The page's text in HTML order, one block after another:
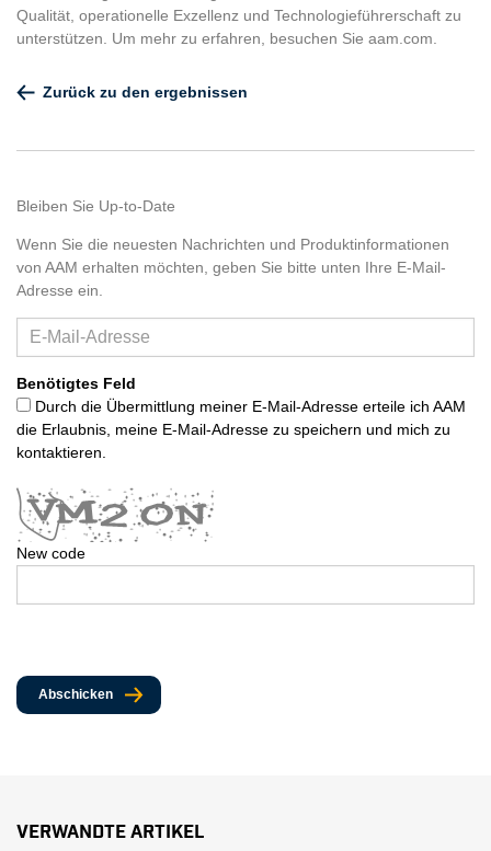
Qualität, operationelle Exzellenz und Technologieführerschaft zu
unterstützen. Um mehr zu erfahren, besuchen Sie aam.com.
Zurück zu den ergebnissen
Bleiben Sie Up-to-Date
Wenn Sie die neuesten Nachrichten und Produktinformationen
von AAM erhalten möchten, geben Sie bitte unten Ihre E-Mail-
Adresse ein.
Benötigtes Feld
Durch die Übermittlung meiner E-Mail-Adresse erteile ich AAM
die Erlaubnis, meine E-Mail-Adresse zu speichern und mich zu
kontaktieren.
New code
Abschicken
Verwandte Artikel